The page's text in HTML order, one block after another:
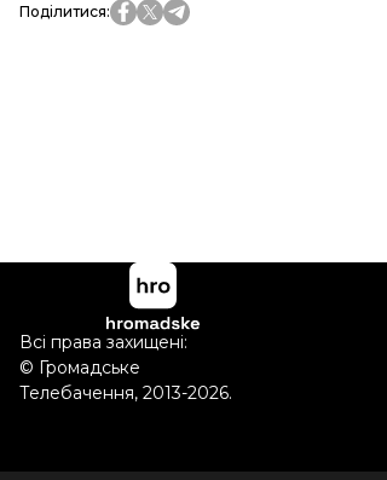
Поділитися:
Всі права захищені:
© Громадське
Телебачення, 2013-2026.